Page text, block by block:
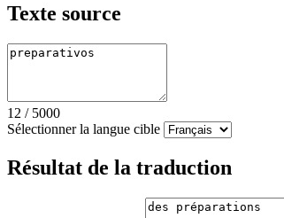
Texte source
12 / 5000
Sélectionner la langue cible
Résultat de la traduction